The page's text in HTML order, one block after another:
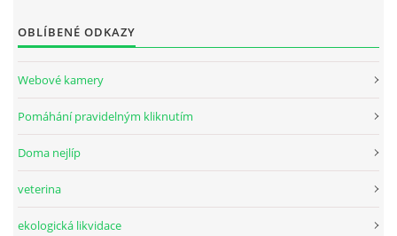
OBLÍBENÉ ODKAZY
Webové kamery
Pomáhání pravidelným kliknutím
Doma nejlíp
veterina
ekologická likvidace